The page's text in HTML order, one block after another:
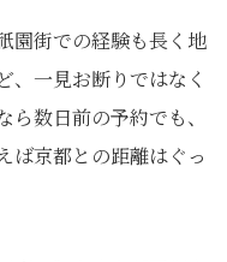
園街での経験も長く地
、一見お断りではなく
数日前の予約でも、
ば京都との距離はぐっ